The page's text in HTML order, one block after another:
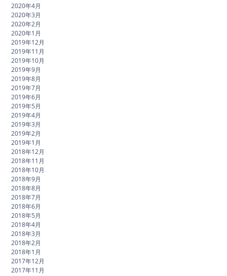
2020年4月
2020年3月
2020年2月
2020年1月
2019年12月
2019年11月
2019年10月
2019年9月
2019年8月
2019年7月
2019年6月
2019年5月
2019年4月
2019年3月
2019年2月
2019年1月
2018年12月
2018年11月
2018年10月
2018年9月
2018年8月
2018年7月
2018年6月
2018年5月
2018年4月
2018年3月
2018年2月
2018年1月
2017年12月
2017年11月